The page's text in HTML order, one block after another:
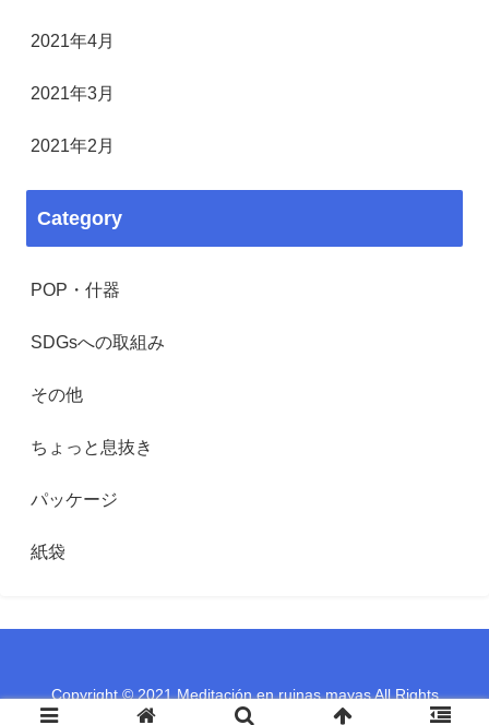
2021年4月
2021年3月
2021年2月
Category
POP・什器
SDGsへの取組み
その他
ちょっと息抜き
パッケージ
紙袋
Copyright © 2021 Meditación en ruinas mayas All Rights